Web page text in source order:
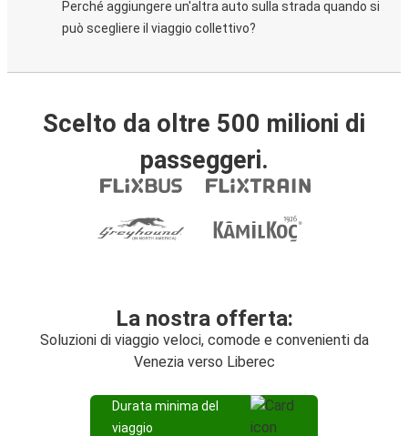
Perché aggiungere un'altra auto sulla strada quando si
può scegliere il viaggio collettivo?
Scelto da oltre 500 milioni di
passeggeri.
La nostra offerta:
Soluzioni di viaggio veloci, comode e convenienti da
Venezia verso Liberec
Durata minima del
viaggio